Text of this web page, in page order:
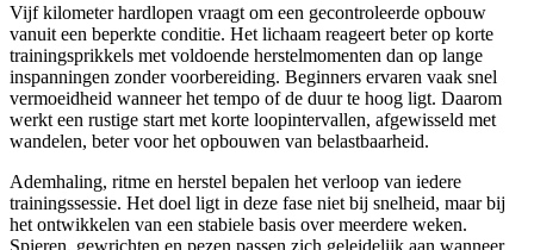
Vijf kilometer hardlopen vraagt om een gecontroleerde opbouw
vanuit een beperkte conditie. Het lichaam reageert beter op korte
trainingsprikkels met voldoende herstelmomenten dan op lange
inspanningen zonder voorbereiding. Beginners ervaren vaak snel
vermoeidheid wanneer het tempo of de duur te hoog ligt. Daarom
werkt een rustige start met korte loopintervallen, afgewisseld met
wandelen, beter voor het opbouwen van belastbaarheid.
Ademhaling, ritme en herstel bepalen het verloop van iedere
trainingssessie. Het doel ligt in deze fase niet bij snelheid, maar bij
het ontwikkelen van een stabiele basis over meerdere weken.
Spieren, gewrichten en pezen passen zich geleidelijk aan wanneer